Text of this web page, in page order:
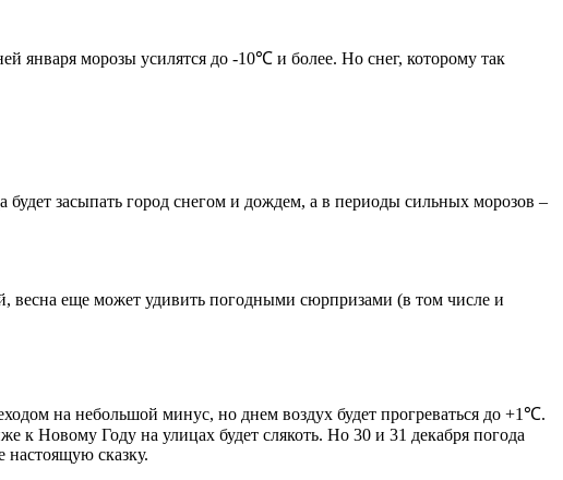
января морозы усилятся до -10℃ и более. Но снег, которому так
засыпать город снегом и дождем, а в периоды сильных морозов –
весна еще может удивить погодными сюрпризами (в том числе и
на небольшой минус, но днем воздух будет прогреваться до +1℃.
к Новому Году на улицах будет слякоть. Но 30 и 31 декабря погода
настоящую сказку.